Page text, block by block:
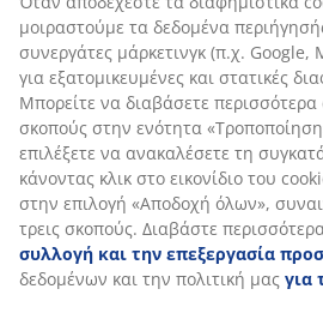
Τα ρολά σκίασης
εύκολη επιλογή
Τα ρολά σκίασης έχουν πολλά
λειτουργικότητας. Δεν
μπορούν να τοποθετηθούν έτσι
να μπει στο χώρο όσο φως
Τα ρολά συσκότισης επιτρέπουν
μπει στο δωμάτιο, και έτσι είναι
υπνοδωμάτιο.
μοιραστούμε τα δεδομένα
συνεργάτες μάρκετινγκ (π.χ. Google,
για εξατομικευμένες και στατικές
Μπορείτε να διαβάσετε περισσότερα
σκοπούς στην ενότητα
επιλέξετε να ανακαλέσετε τη
κάνοντας κλικ στο εικονίδιο του
στην επιλογή «Αποδοχή όλων»,
τρεις σκοπούς. Διαβάστε
συλλογή και την επεξεργασία
δεδομένων και την πολιτική μας για